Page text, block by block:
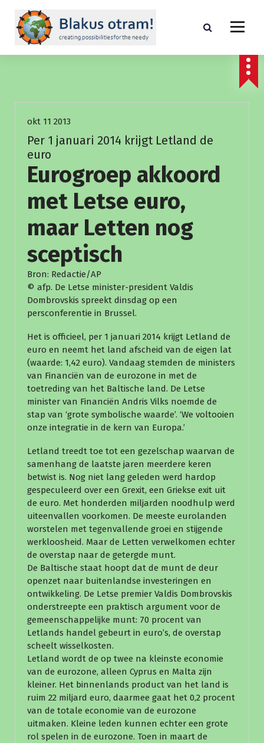
n
okt 11 2013
Per 1 januari 2014 krijgt Letland de
euro
Eurogroep akkoord
met Letse euro,
maar Letten nog
sceptisch
Bron: Redactie/AP
© afp. De Letse minister-president Valdis
Dombrovskis spreekt dinsdag op een
persconferentie in Brussel.
Het is officieel, per 1 januari 2014 krijgt Letland de
euro en neemt het land afscheid van de eigen lat
(waarde: 1,42 euro). Vandaag stemden de ministers
van Financiën van de eurozone in met de
toetreding van het Baltische land. De Letse
minister van Financiën Andris Vilks noemde de
stap van ‘grote symbolische waarde’. ‘We voltooien
onze integratie in de kern van Europa.’
Letland treedt toe tot een gezelschap waarvan de
samenhang de laatste jaren meerdere keren
betwist is. Nog niet lang geleden werd hardop
gespeculeerd over een Grexit, een Griekse exit uit
de euro. Met honderden miljarden noodhulp werd
uiteenvallen voorkomen. De meeste eurolanden
worstelen met tegenvallende groei en stijgende
werkloosheid. Maar de Letten verwelkomen echter
de overstap naar de getergde munt.
De Baltische staat hoopt dat de munt de deur
openzet naar buitenlandse investeringen en
ontwikkeling. De Letse premier Valdis Dombrovskis
onderstreepte een praktisch argument voor de
gemeenschappelijke munt: 70 procent van
Letlands handel gebeurt in euro’s, de overstap
scheelt wisselkosten.
Letland wordt de op twee na kleinste economie
van de eurozone, alleen Cyprus en Malta zijn
kleiner. Het binnenlands product van het land is
ruim 22 miljard euro, daarmee gaat het 0,2 procent
van de totale economie van de eurozone
uitmaken. Kleine leden kunnen echter een grote
rol spelen in de eurozone. Toen in maart de